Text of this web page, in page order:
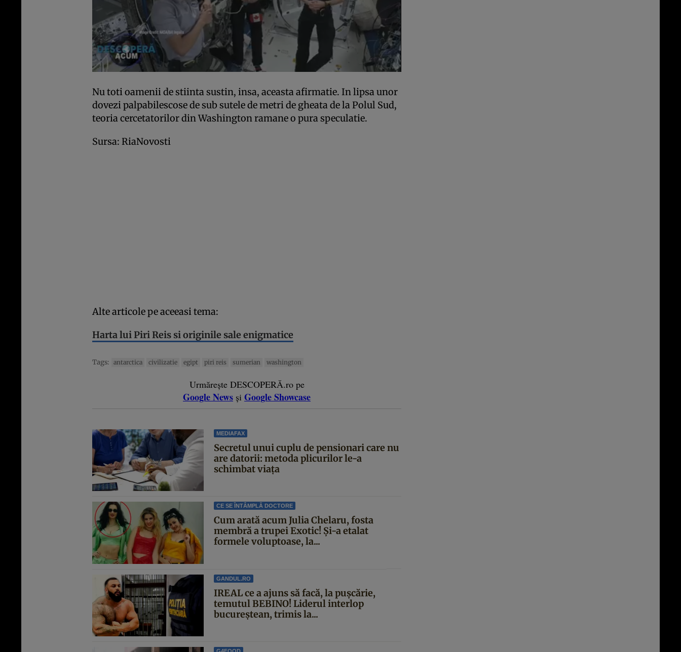
Nu toti oamenii de stiinta sustin, insa, aceasta afirmatie. In lipsa unor
dovezi palpabilescose de sub sutele de metri de gheata de la Polul Sud,
teoria cercetatorilor din Washington ramane o pura speculatie.
Sursa: RiaNovosti
Alte articole pe aceeasi tema:
Harta lui Piri Reis si originile sale enigmatice
Tags: antarctica civilizatie egipt piri reis sumerian washington
Urmărește DESCOPERĂ.ro pe
Google News și Google Showcase
MEDIAFAX
Secretul unui cuplu de pensionari care nu
are datorii: metoda plicurilor le-a
schimbat viața
CE SE ÎNTÂMPLĂ DOCTORE
Cum arată acum Julia Chelaru, fosta
membră a trupei Exotic! Și-a etalat
formele voluptoase, la...
GANDUL.RO
IREAL ce a ajuns să facă, la pușcărie,
temutul BEBINO! Liderul interlop
bucureștean, trimis la...